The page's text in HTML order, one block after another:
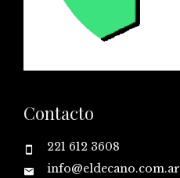
Contacto
221 612 3608
info@eldecano.com.ar